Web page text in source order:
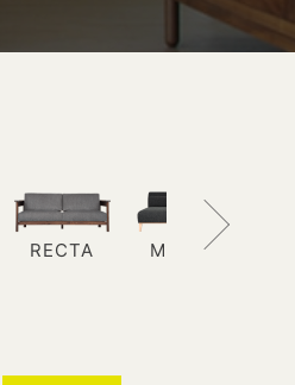
RECTA MAROON